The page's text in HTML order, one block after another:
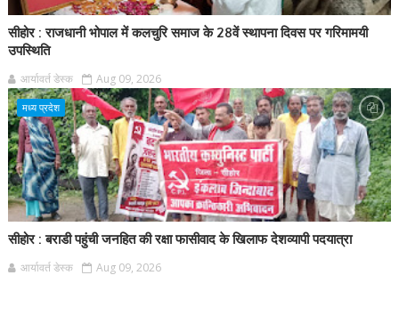
सीहोर : राजधानी भोपाल में कलचुरि समाज के 28वें स्थापना दिवस पर गरिमामयी
उपस्थिति
आर्यावर्त डेस्क Aug 09, 2026
मध्य प्रदेश
सीहोर : बराडी पहुंची जनहित की रक्षा फासीवाद के खिलाफ देशव्यापी पदयात्रा
आर्यावर्त डेस्क Aug 09, 2026